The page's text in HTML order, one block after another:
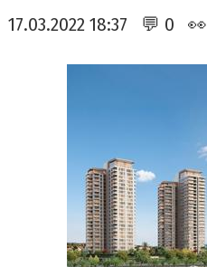
17.03.2022 18:37 💬 0 👀